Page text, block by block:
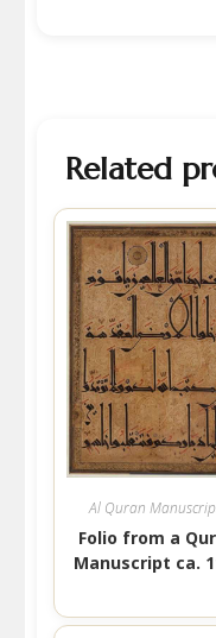
Related
Al Quran
Folio from a
Manuscript ca.